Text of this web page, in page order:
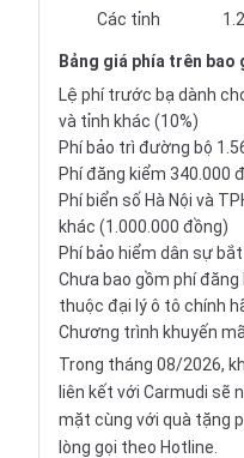
Các tỉnh
Bảng giá phía trên bao
Lệ phí trước bạ dành
và tỉnh khác (10%)
Phí bảo trì đường bộ
Phí đăng kiểm 340.000
Phí biển số Hà Nội và
khác (1.000.000 đồng)
Phí bảo hiểm dân sự
Chưa bao gồm phí
thuộc đại lý ô tô chính
Chương trình khuyến
Trong tháng 08/2026,
liên kết với Carmudi sẽ
mặt cùng với quà tặng
lòng gọi theo Hotline.